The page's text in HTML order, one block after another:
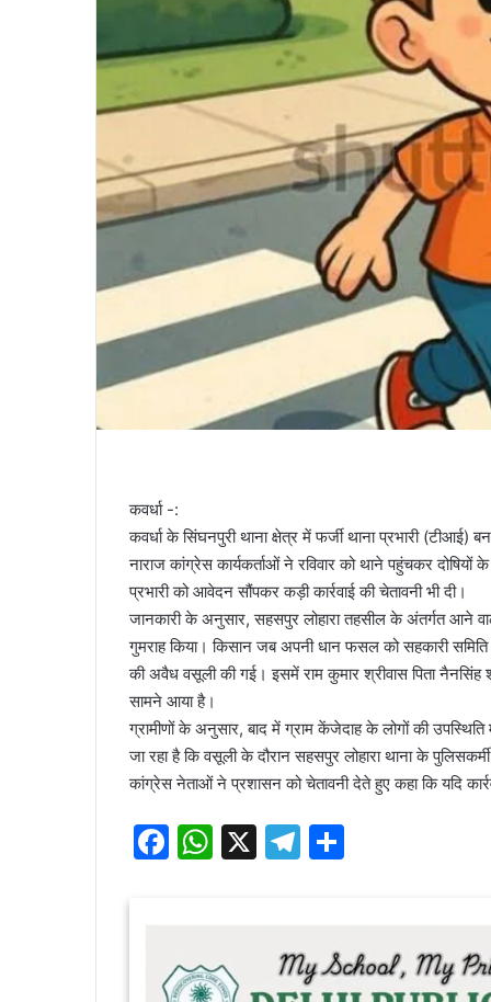
कवर्धा -:
कवर्धा के सिंघनपुरी थाना क्षेत्र में फर्जी थाना प्रभारी
नाराज कांग्रेस कार्यकर्ताओं ने रविवार को थाने पहुंचकर
प्रभारी को आवेदन सौंपकर कड़ी कार्रवाई की चेतावनी भी दी।
जानकारी के अनुसार, सहसपुर लोहारा तहसील के अंतर्गत आने
गुमराह किया। किसान जब अपनी धान फसल को सहकारी
की अवैध वसूली की गई। इसमें राम कुमार श्रीवास पिता नैनसिंह
सामने आया है।
ग्रामीणों के अनुसार, बाद में ग्राम केंजेदाह के लोगों की
जा रहा है कि वसूली के दौरान सहसपुर लोहारा थाना के
कांग्रेस नेताओं ने प्रशासन को चेतावनी देते हुए कहा कि यदि
F
b
W
A
X
T
gr
a
e